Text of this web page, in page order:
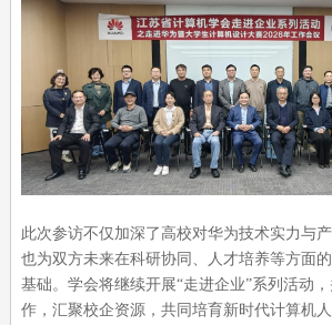
此次参访不仅加深了高校对华为技术实力与
也为双方未来在科研协同、人才培养等方面
基础。学会将继续开展“走进企业”系列活动
作，汇聚校企资源，共同培育新时代计算机